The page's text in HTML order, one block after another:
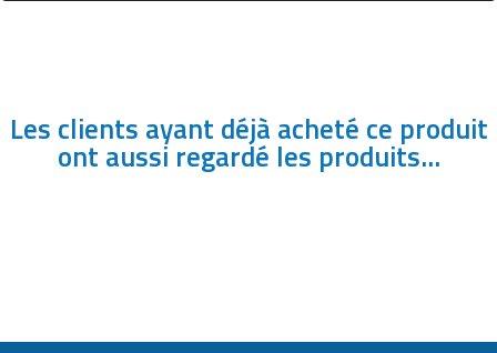
Les clients ayant déjà acheté ce produit
ont aussi regardé les produits...